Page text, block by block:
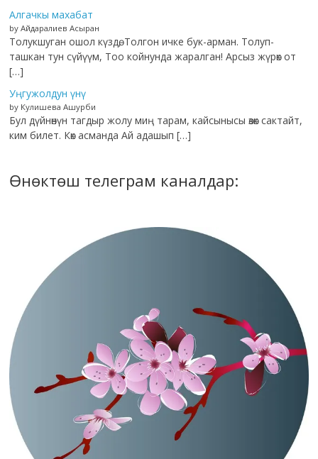
Алгачкы махабат
by Айдаралиев Асыран
Толукшуган ошол күздө, Толгон ичке бук-арман. Толуп-
ташкан тун сүйүүм, Тоо койнунда жаралган! Арсыз жүрөк от
[…]
Уңгужолдун үнү
by Кулишева Ашурби
Бул дүйнөнүн тагдыр жолу миң тарам, кайсынысы өзөк сактайт,
ким билет. Көк асманда Ай адашып […]
Өнөктөш телеграм каналдар: